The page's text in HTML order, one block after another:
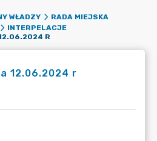
WŁADZY
RADA MIEJSKA
INTERPELACJE
R
12.06.2024 r